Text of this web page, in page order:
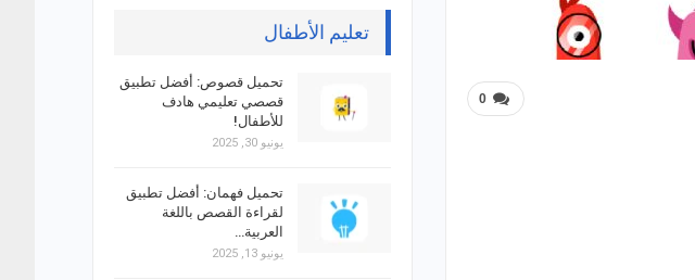
0
تعليم الأطفال
تحميل قصوص: أفضل تطبيق
قصصي تعليمي هادف
للأطفال!
يونيو 30, 2025
تحميل فهمان: أفضل تطبيق
لقراءة القصص باللغة
العربية…
يونيو 13, 2025